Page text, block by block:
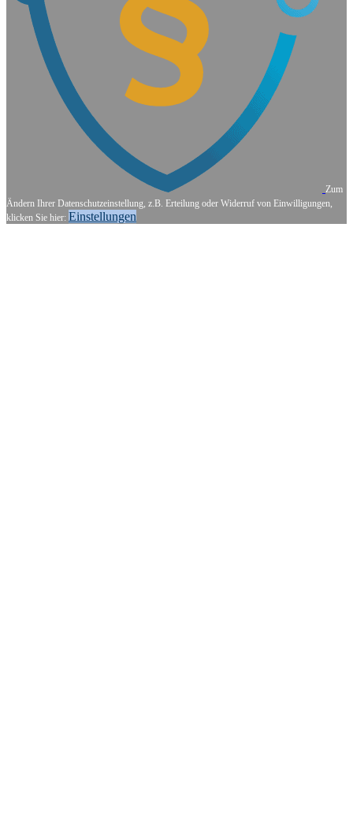
Zum
Ändern Ihrer Datenschutzeinstellung, z.B. Erteilung oder Widerruf von Einwilligungen,
klicken Sie hier: Einstellungen